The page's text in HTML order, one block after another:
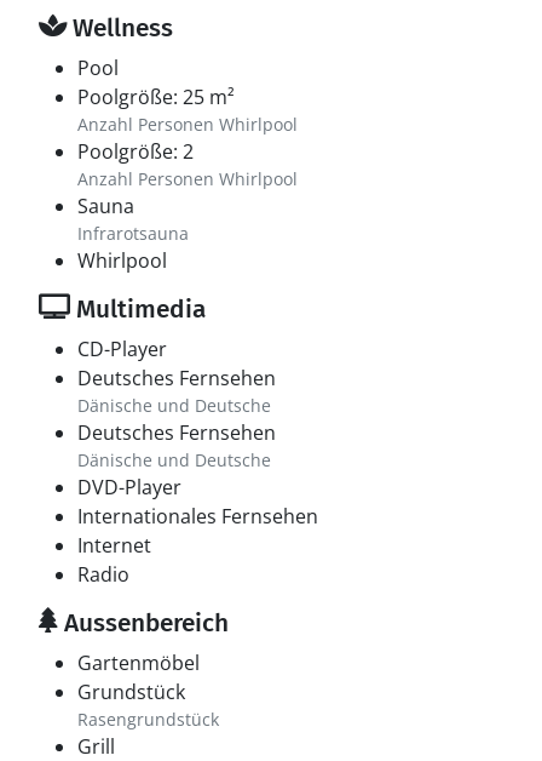
Wellness
Pool
Poolgröße: 25 m²
Anzahl Personen Whirlpool
Poolgröße: 2
Anzahl Personen Whirlpool
Sauna
Infrarotsauna
Whirlpool
Multimedia
CD-Player
Deutsches Fernsehen
Dänische und Deutsche
Deutsches Fernsehen
Dänische und Deutsche
DVD-Player
Internationales Fernsehen
Internet
Radio
Aussenbereich
Gartenmöbel
Grundstück
Rasengrundstück
Grill